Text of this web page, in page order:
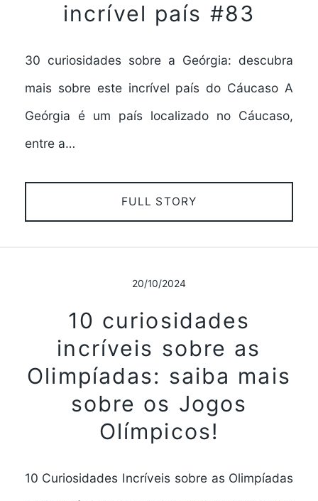
incrível país #83
30 curiosidades sobre a Geórgia: descubra
mais sobre este incrível país do Cáucaso A
Geórgia é um país localizado no Cáucaso,
entre a…
FULL STORY
20/10/2024
10 curiosidades
incríveis sobre as
Olimpíadas: saiba mais
sobre os Jogos
Olímpicos!
10 Curiosidades Incríveis sobre as Olimpíadas